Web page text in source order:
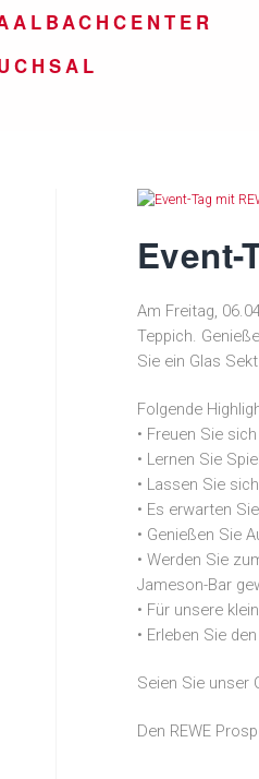
Event-
Am Freitag,
Teppich.
Sie ein Glas
Folgende
• Freuen Sie
• Lernen Sie
• Lassen Sie
• Es erwarten
• Genießen Sie
• Werden Sie
Jameson-Bar
• Für unsere
• Erleben Sie
Seien Sie unser
Den REWE